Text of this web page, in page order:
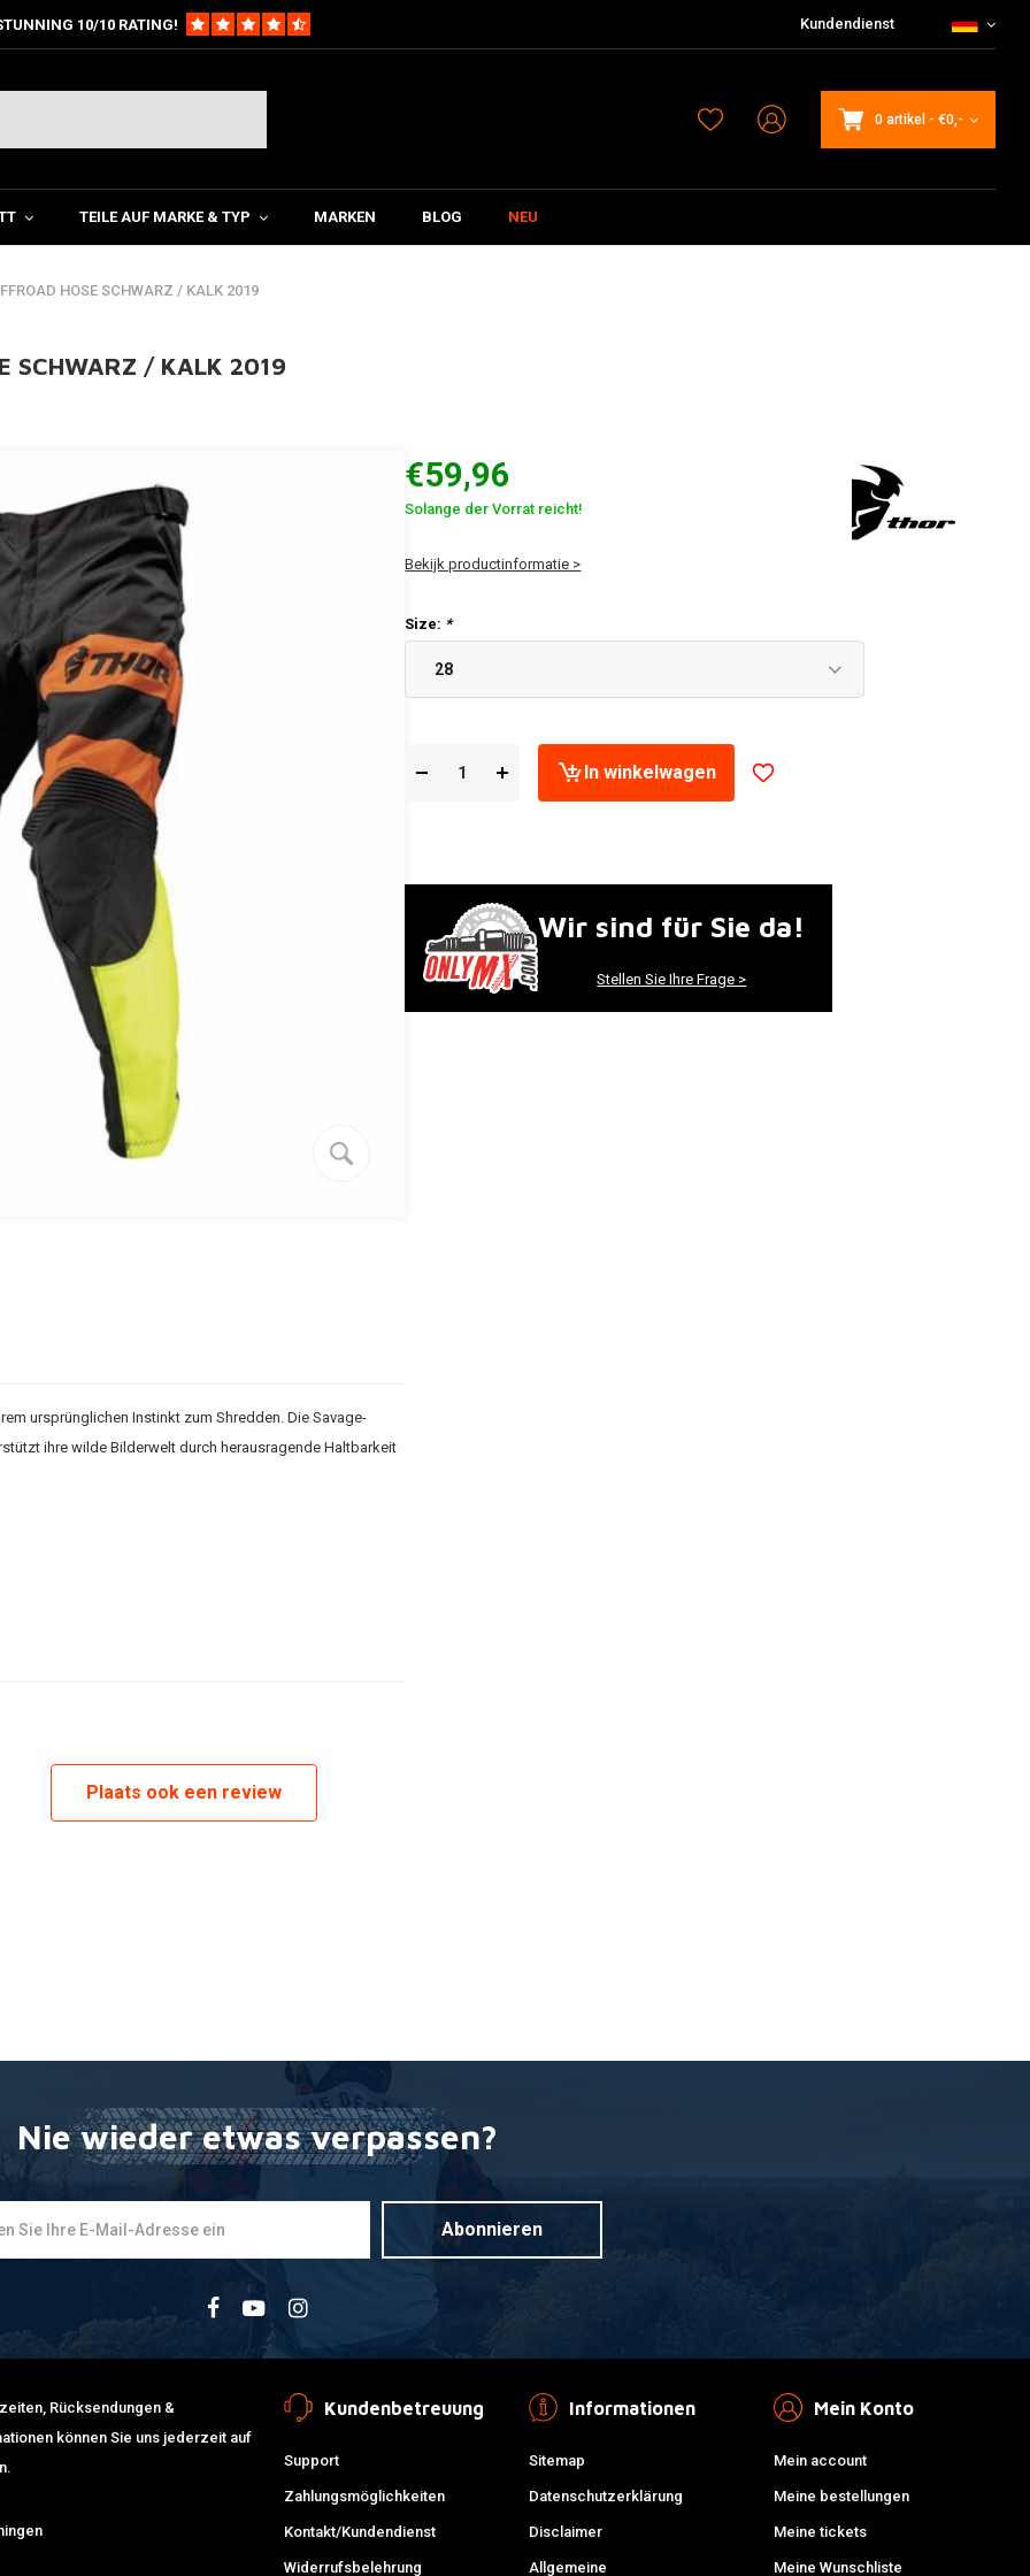
10/10 RATING! Kundendienst
0 artikel - €0,-
TEILE AUF MARKE & TYP MARKEN BLOG NEU
HOSE SCHWARZ / KALK 2019
SCHWARZ / KALK 2019
€59,96
Solange der Vorrat reicht!
Bekijk productinformatie >
Size: *
28
In winkelwagen
Wir sind für Sie da!
Stellen Sie Ihre Frage >
ursprünglichen Instinkt zum Shredden. Die Savage-
ihre wilde Bilderwelt durch herausragende Haltbarkeit
Plaats ook een review
Nie wieder etwas verpassen?
Abonnieren
Rücksendungen &
können Sie uns jederzeit auf
Kundenbetreuung
Support
Zahlungsmöglichkeiten
Kontakt/Kundendienst
Widerrufsbelehrung
Informationen
Sitemap
Datenschutzerklärung
Disclaimer
Allgemeine
Mein Konto
Mein account
Meine bestellungen
Meine tickets
Meine Wunschliste